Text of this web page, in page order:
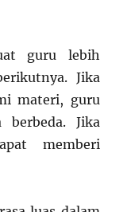
guru lebih
Jika
materi, guru
berbeda. Jika
memberi